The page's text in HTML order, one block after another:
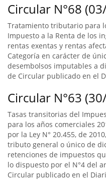
Circular N°68
Tratamiento tributario para
Impuesto a la Renta de los
rentas exentas y rentas
Categoría en carácter de
desembolsos imputables a
de Circular publicado en el
Circular N°63
Tasas transitorias del
para los años comerciales
por la Ley N° 20.455, de
tributo general o único de
retenciones de impuestos
lo dispuesto por el N°4 del
Circular publicado en el